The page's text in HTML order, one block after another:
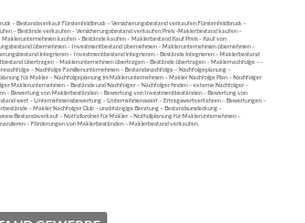
– Bestandsverkauf Fürstenfeldbruck – Versicherungsbestand verkaufen Fürstenfeldbruck –
– Bestände verkaufen – Versicherungsbestand verkaufen Preis -Maklerbestand kaufen –
kaufen – Bestände kaufen – Maklerbestand Kauf Preis – Kauf von
übernehmen – Investmentbestand übernehmen – Maklerunternehmen übernehmen –
integrieren – Investmentbestand integrieren – Bestände integrieren – Maklerbestand
übertragen – Maklerunternehmen übertragen – Bestände übertragen – Maklernachfolge ––
– Nachfolge Familienunternehmen – Bestandsnachfolge – Nachfolgeplanung –
für Makler – Nachfolgeplanung im Maklerunternehmen – Makler Nachfolge Plan – Nachfolger
Maklerunternehmen – Bestände und Nachfolger – Nachfolger finden – externe Nachfolger –
– Bewertung von Maklerbeständen – Bewertung von Investmentbeständen – Bewertung von
wert – Unternehmensbewertung – Unternehmenswert – Ertragswertverfahren – Bewertungen –
– Makler Nachfolger Club – unabhängige Beratung – Bestandsumdeckung –
Bestandsverkauf – Notfallordner für Makler – Notfallplanung für Maklerunternehmen –
– Förderungen von Maklerbeständen – Maklerbestand verkaufen.